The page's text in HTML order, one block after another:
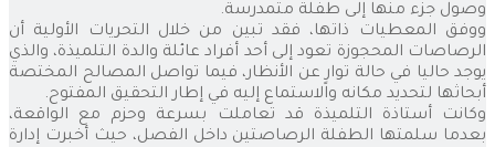
وصول جزء منها إلى طفلة متمدرسة.
ووفق المعطيات ذاتها، فقد تبين من خلال التحريات الأولية أن
الرصاصات المحجوزة تعود إلى أحد أفراد عائلة والدة التلميذة، والذي
يوجد حاليا في حالة توارٍ عن الأنظار، فيما تواصل المصالح المختصة
أبحاثها لتحديد مكانه والاستماع إليه في إطار التحقيق المفتوح.
وكانت أستاذة التلميذة قد تعاملت بسرعة وحزم مع الواقعة،
بعدما سلمتها الطفلة الرصاصتين داخل الفصل، حيث أخبرت إدارة